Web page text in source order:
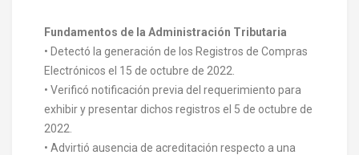
Fundamentos de la Administración Tributaria
• Detectó la generación de los Registros de Compras
Electrónicos el 15 de octubre de 2022.
• Verificó notificación previa del requerimiento para
exhibir y presentar dichos registros el 5 de octubre de
2022.
• Advirtió ausencia de acreditación respecto a una